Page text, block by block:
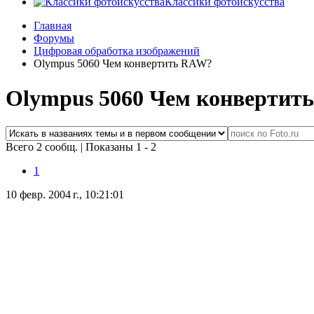
Главная
Форумы
Цифровая обработка изображений
Olympus 5060 Чем конвертить RAW?
Olympus 5060 Чем
Всего 2 сообщ. | Показаны 1 - 2
1
10 февр. 2004 г., 10:21:01